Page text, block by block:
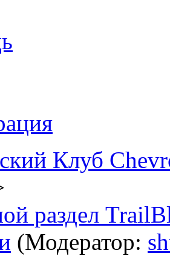
Клуб
раздел
(Модератор: